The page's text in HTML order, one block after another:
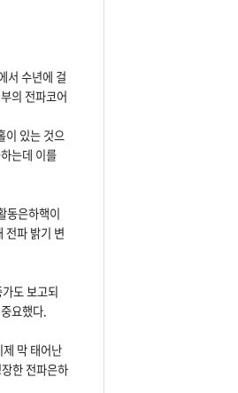
서 수년에 걸
의 전파코어
이 있는 것으
는데 이를
동은하핵이
전파 밝기 변
도 보고되
요했다.
막 태어난
한 전파은하